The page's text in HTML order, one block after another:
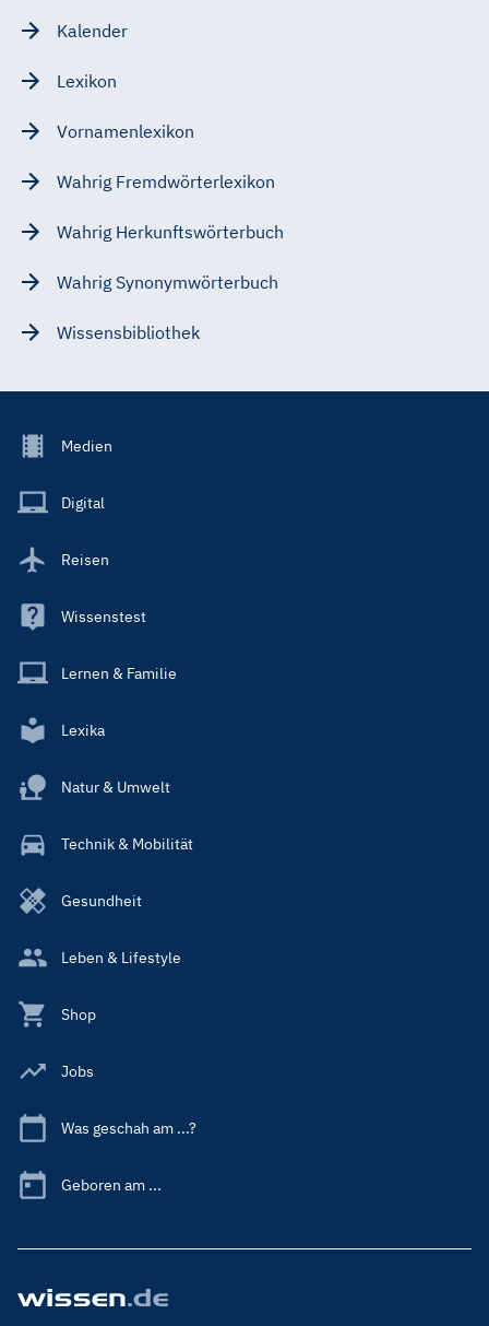
Kalender
Lexikon
Vornamenlexikon
Wahrig Fremdwörterlexikon
Wahrig Herkunftswörterbuch
Wahrig Synonymwörterbuch
Wissensbibliothek
Footer
Main
Medien
Digital
Reisen
Wissenstest
Lernen & Familie
Lexika
Natur & Umwelt
Technik & Mobilität
Gesundheit
Leben & Lifestyle
Shop
Jobs
Was geschah am ...?
Geboren am ...